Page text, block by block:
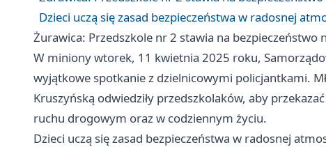
Dzieci uczą się zasad bezpieczeństwa w radosnej
Żurawica: Przedszkole nr 2 stawia na bezpieczeństwo
W miniony wtorek, 11 kwietnia 2025 roku,
wyjątkowe spotkanie z dzielnicowymi policjantkami.
Kruszyńską odwiedziły przedszkolaków, aby
ruchu drogowym oraz w codziennym życiu.
Dzieci uczą się zasad bezpieczeństwa w radosnej